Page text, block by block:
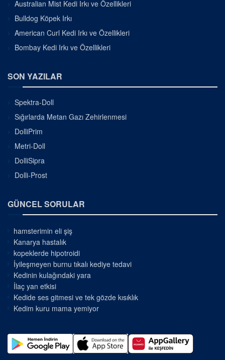
Australian Mist Kedi Irkı ve Özellikleri
Bulldog Köpek Irkı
American Curl Kedi Irkı ve Özellikleri
Bombay Kedi Irkı ve Özellikleri
SON YAZILAR
Spektra-Doll
Sığırlarda Metan Gazı Zehirlenmesi
DolliPrim
Metri-Doll
DolliSipra
Dolli-Prost
GÜNCEL SORULAR
hamsterimin eli şiş
Kanarya hastalık
kopeklerde hipotroidi
İyileşmeyen burnu tıkalı kediye tedavi
Kedinin kulağındaki yara
İlaç yan etkisi
Kedide ses gitmesi ve tek gözde kısıklık
Kedim kuru mama yemiyor